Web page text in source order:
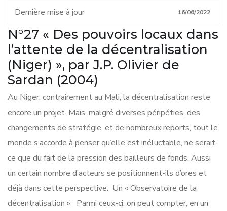
Dernière mise à jour 16/06/2022
N°27 « Des pouvoirs locaux dans
l’attente de la décentralisation
(Niger) », par J.P. Olivier de
Sardan (2004)
Au Niger, contrairement au Mali, la décentralisation reste
encore un projet. Mais, malgré diverses péripéties, des
changements de stratégie, et de nombreux reports, tout le
monde s’accorde à penser qu’elle est inéluctable, ne serait-
ce que du fait de la pression des bailleurs de fonds. Aussi
un certain nombre d’acteurs se positionnent-ils d’ores et
déjà dans cette perspective. Un « Observatoire de la
décentralisation » Parmi ceux-ci, on peut compter, en un